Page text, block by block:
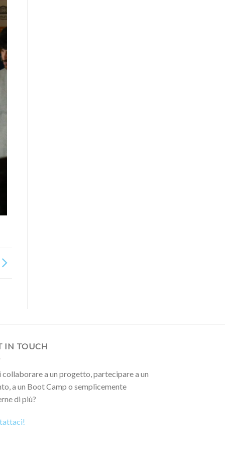
IN TOUCH
collaborare a un progetto, partecipare a un
a un Boot Camp o semplicemente
di più?